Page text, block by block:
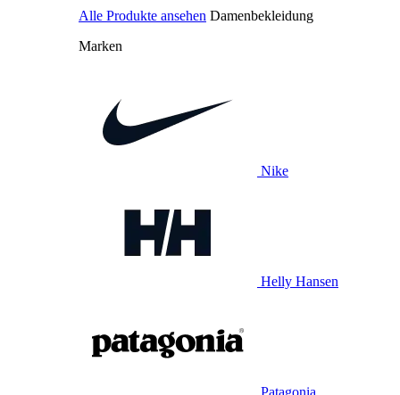
Alle Produkte ansehen Damenbekleidung
Marken
Nike
Helly Hansen
Patagonia